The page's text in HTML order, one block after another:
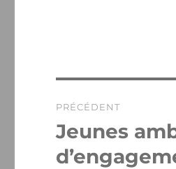
de
l’article
PRÉCÉDENT
Publication
précédente :
Jeunes